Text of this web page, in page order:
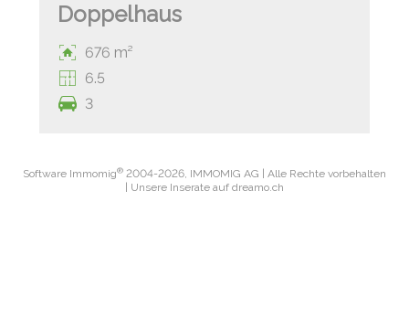
Doppelhaus
676 m²
6.5
3
Software Immomig® 2004-2026, IMMOMIG AG | Alle Rechte vorbehalten
| Unsere Inserate auf dreamo.ch